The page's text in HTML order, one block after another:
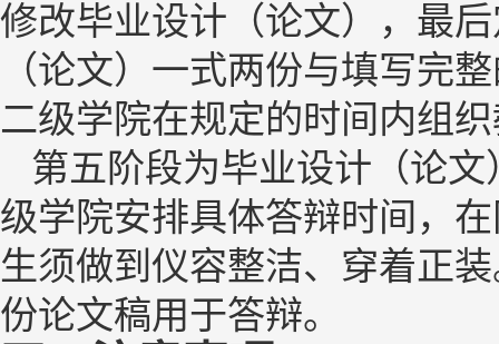
修改毕业设计（论文）
，最
（论文） 一式两份与填写完
二级学院在规定的时间内组
第五阶段为毕业设计（论文
级学院安排具体答辩时间，
生须做到仪容整洁、穿着正
份论文稿用于答辩。